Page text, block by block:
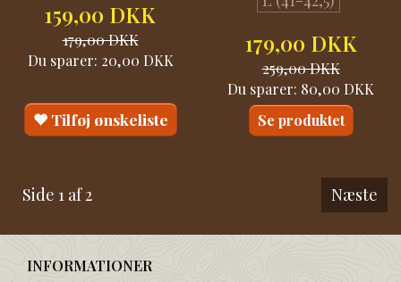
159,00 DKK
179,00 DKK
Du sparer: 20,00 DKK
Tilføj ønskeliste
179,00 DKK
259,00 DKK
Du sparer: 80,00 DKK
Se produktet
Side 1 af 2 Næste
INFORMATIONER